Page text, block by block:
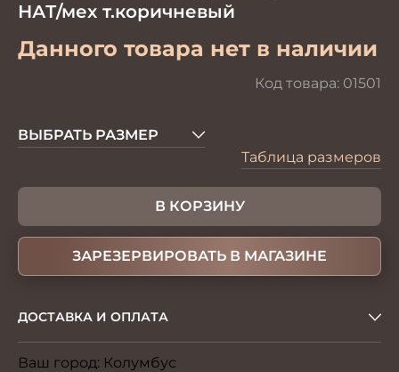
НАТ/мех т.коричневый
Данного товара нет в наличии
Код товара: 01501
ВЫБРАТЬ РАЗМЕР
Таблица размеров
В КОРЗИНУ
ЗАРЕЗЕРВИРОВАТЬ В МАГАЗИНЕ
ДОСТАВКА И ОПЛАТА
Ваш город: Колумбус